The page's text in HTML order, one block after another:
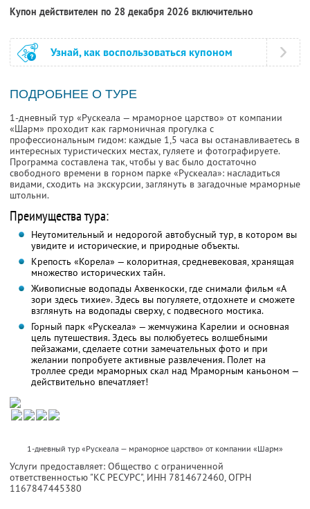
Купон действителен по 28 декабря 2026 включительно
Узнай, как воспользоваться купоном
ПОДРОБНЕЕ О ТУРЕ
1-дневный тур «Рускеала — мраморное царство» от компании
«Шарм» проходит как гармоничная прогулка с
профессиональным гидом: каждые 1,5 часа вы останавливаетесь в
интересных туристических местах, гуляете и фотографируете.
Программа составлена так, чтобы у вас было достаточно
свободного времени в горном парке «Рускеала»: насладиться
видами, сходить на экскурсии, заглянуть в загадочные мраморные
штольни.
Преимущества тура:
Неутомительный и недорогой автобусный тур, в котором вы
увидите и исторические, и природные объекты.
Крепость «Корела» — колоритная, средневековая, хранящая
множество исторических тайн.
Живописные водопады Ахвенкоски, где снимали фильм «А
зори здесь тихие». Здесь вы погуляете, отдохнете и сможете
взглянуть на водопады сверху, с подвесного мостика.
Горный парк «Рускеала» — жемчужина Карелии и основная
цель путешествия. Здесь вы полюбуетесь волшебными
пейзажами, сделаете сотни замечательных фото и при
желании попробуете активные развлечения. Полет на
троллее среди мраморных скал над Мраморным каньоном —
действительно впечатляет!
1-дневный тур «Рускеала — мраморное царство» от компании «Шарм»
Услуги предоставляет: Общество с ограниченной
ответственностью "КС РЕСУРС", ИНН 7814672460, ОГРН
1167847445380